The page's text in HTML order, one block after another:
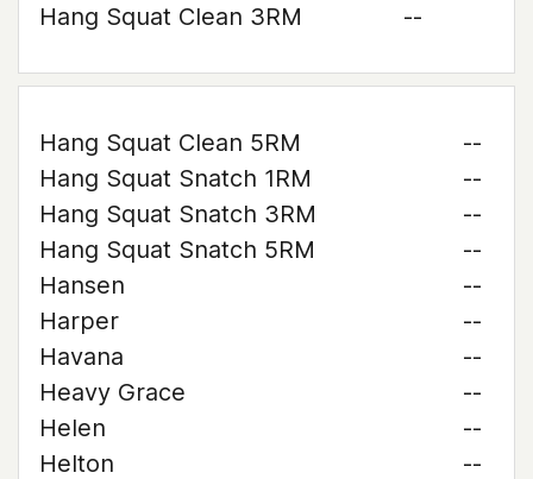
Hang Squat Clean 3RM
--
Hang Squat Clean 5RM
--
Hang Squat Snatch 1RM
--
Hang Squat Snatch 3RM
--
Hang Squat Snatch 5RM
--
Hansen
--
Harper
--
Havana
--
Heavy Grace
--
Helen
--
Helton
--